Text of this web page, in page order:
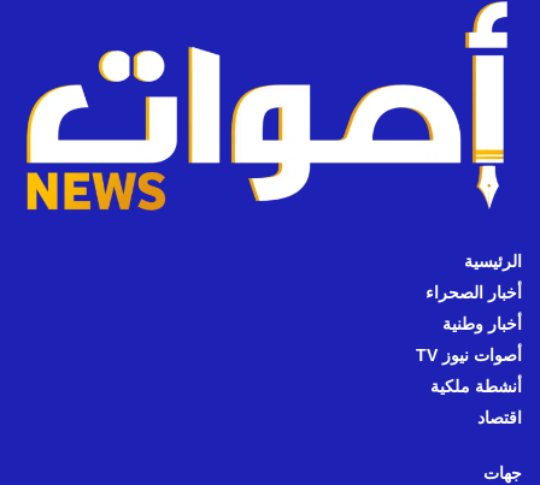
الرئيسية
أخبار الصحراء
أخبار وطنية
أصوات نيوز TV
أنشطة ملكية
اقتصاد
جهات